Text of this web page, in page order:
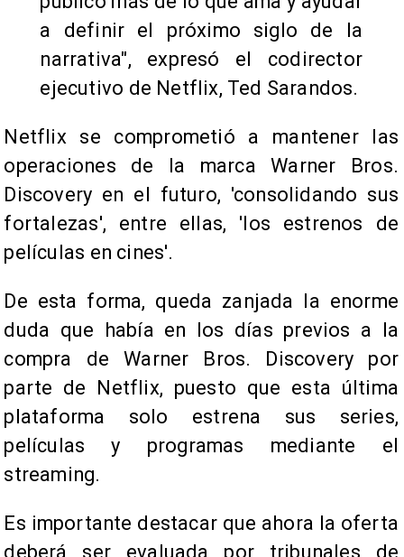
a definir el próximo siglo de la
narrativa", expresó el codirector
ejecutivo de Netflix, Ted Sarandos.
Netflix se comprometió a mantener las
operaciones de la marca Warner Bros.
Discovery en el futuro, 'consolidando sus
fortalezas', entre ellas, 'los estrenos de
películas en cines'.
De esta forma, queda zanjada la enorme
duda que había en los días previos a la
compra de Warner Bros. Discovery por
parte de Netflix, puesto que esta última
plataforma solo estrena sus series,
películas y programas mediante el
streaming.
Es importante destacar que ahora la oferta
deberá ser evaluada por tribunales de